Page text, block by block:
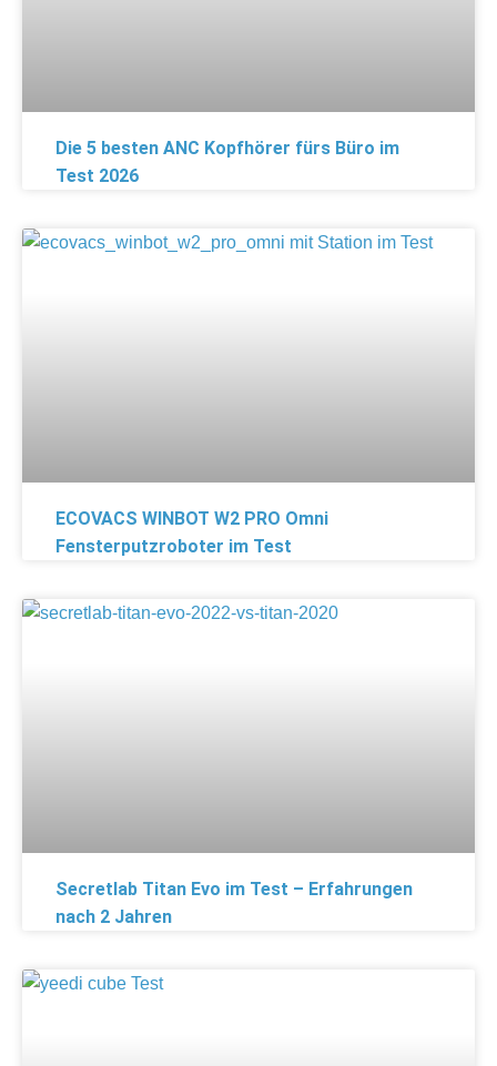
Die 5 besten ANC Kopfhörer fürs Büro im
Test 2026
ECOVACS WINBOT W2 PRO Omni
Fensterputzroboter im Test
Secretlab Titan Evo im Test – Erfahrungen
nach 2 Jahren